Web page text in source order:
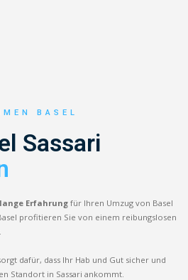
BASEL
Sassari
Erfahrung für Ihren Umzug von Basel
profitieren Sie von einem reibungslosen
dafür, dass Ihr Hab und Gut sicher und
Standort in Sassari ankommt.